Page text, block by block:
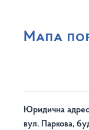
Мапа
Юридична
вул. Паркова,